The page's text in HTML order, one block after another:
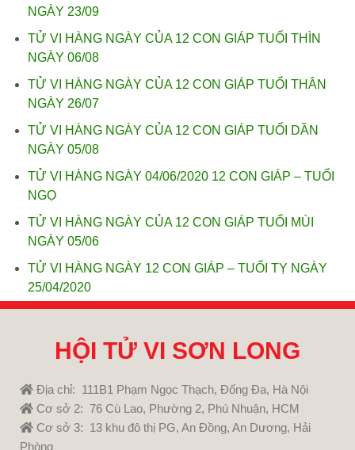
NGÀY 23/09
TỬ VI HÀNG NGÀY CỦA 12 CON GIÁP TUỔI THÌN
NGÀY 06/08
TỬ VI HÀNG NGÀY CỦA 12 CON GIÁP TUỔI THÂN
NGÀY 26/07
TỬ VI HÀNG NGÀY CỦA 12 CON GIÁP TUỔI DẦN
NGÀY 05/08
TỬ VI HÀNG NGÀY 04/06/2020 12 CON GIÁP – TUỔI
NGỌ
TỬ VI HÀNG NGÀY CỦA 12 CON GIÁP TUỔI MÙI
NGÀY 05/06
TỬ VI HÀNG NGÀY 12 CON GIÁP – TUỔI TỴ NGÀY
25/04/2020
HỘI TỬ VI SƠN LONG
Địa chỉ: 111B1 Phạm Ngọc Thạch, Đống Đa, Hà Nội
Cơ sở 2: 76 Cù Lao, Phường 2, Phú Nhuận, HCM
Cơ sở 3: 13 khu đô thị PG, An Đồng, An Dương, Hải
Phòng